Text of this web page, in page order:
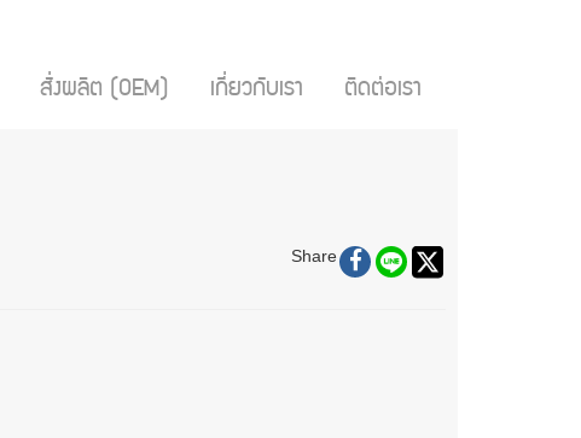
สั่งผลิต (OEM) เกี่ยวกับเรา ติดต่อเรา
Share